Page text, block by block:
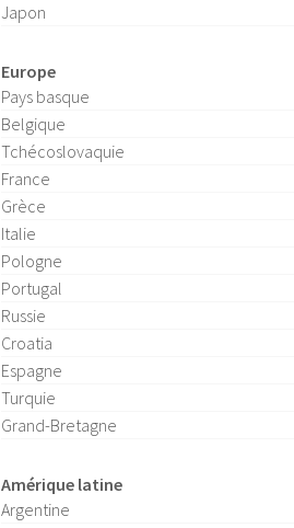
Japon
Europe
Pays basque
Belgique
Tchécoslovaquie
France
Grèce
Italie
Pologne
Portugal
Russie
Croatia
Espagne
Turquie
Grand-Bretagne
Amérique latine
Argentine